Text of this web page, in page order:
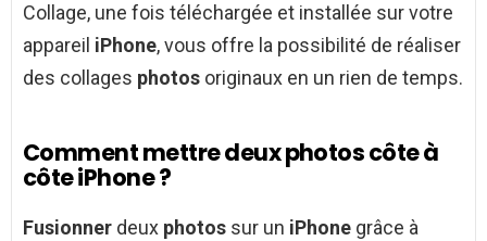
Collage, une fois téléchargée et installée sur votre
appareil iPhone, vous offre la possibilité de réaliser
des collages photos originaux en un rien de temps.
Comment mettre deux photos côte à
côte iPhone ?
Fusionner deux photos sur un iPhone grâce à